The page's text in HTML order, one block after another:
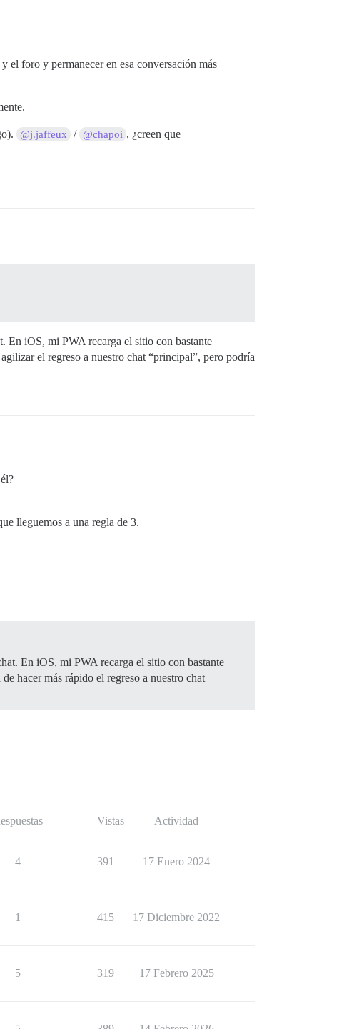
el foro y permanecer en esa conversación más
@j.jaffeux / @chapoi , ¿creen que
En iOS, mi PWA recarga el sitio con bastante
el regreso a nuestro chat “principal”, pero podría
lleguemos a una regla de 3.
En iOS, mi PWA recarga el sitio con bastante
hacer más rápido el regreso a nuestro chat
Vistas Actividad
4 391 17 Enero 2024
1 415 17 Diciembre 2022
5 319 17 Febrero 2025